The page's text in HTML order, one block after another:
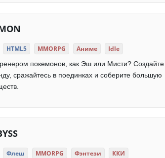
HTML5 MMORPG Аниме Idle
покемонов, как Эш или Мисти? Создайте
сражайтесь в поединках и соберите большую
Флеш MMORPG Фэнтези ККИ